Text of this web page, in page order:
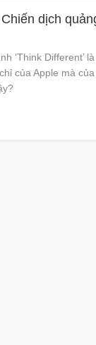
dịch
‘Think Different’
của Apple mà của